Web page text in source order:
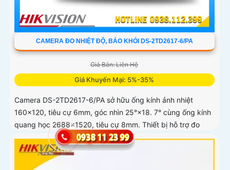
CAMERA ĐO NHIỆT ĐỘ, BÁO KHÓI DS-2TD2617-6/PA
Giá Bán: Liên Hệ
Giá Khuyến Mại: 5%-35%
Camera DS-2TD2617-6/PA sở hữu ống kính ảnh nhiệt
160×120, tiêu cự 6mm, góc nhìn 25°×18. 7° cùng ống kính
quang học 2688×1520, tiêu cự 8mm. Thiết bị hỗ trợ đo
nhiệt độ trong...